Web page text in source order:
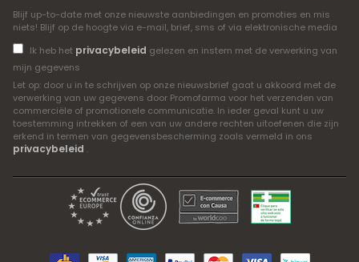
Blijf up-to-date met onze nieuwste aanbiedingen en promoties en mis
niets! Blijf op de hoogte via e-mail, brief, sms of via elektronische media
Ik heb het privacybeleid gelezen en instem met de verwerking van
mijn gegevens
Let op: door u in te schrijven op onze nieuwsbrief gaat u akkoord met de
verwerking van uw gegevens door Promofarma voor het verzenden van
commerciële of promotionele communicatie. In ieder geval kunt u uw
toestemming intrekken of een van uw andere rechten uitoefenen die zijn
erkend in termen van gegevensbescherming zoals vermeld in ons
privacybeleid .